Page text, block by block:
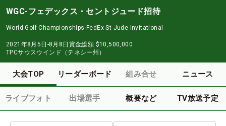
WGC-フェデックス・セントジュード招待
World Golf Championships-FedEx St Jude Invitational
2021年8月5日-8月8日 賞金総額 $10,500,000
TPCサウスウインド（テネシー州）
大会TOP リーダーボード 組み合せ ニュース
ライブフォト 出場選手 概要など TV放送予定